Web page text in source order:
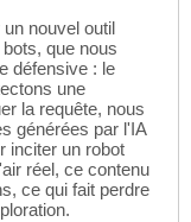
nouvel outil
que nous
défensive : le
une
la requête, nous
générées par l'IA
inciter un robot
réel, ce contenu
ce qui fait perdre